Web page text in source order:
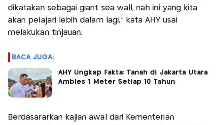
dikatakan sebagai giant sea wall, nah ini yang kita
akan pelajari lebih dalam lagi," kata AHY usai
melakukan tinjauan.
BACA JUGA:
AHY Ungkap Fakta: Tanah di Jakarta Utara
Ambles 1 Meter Setiap 10 Tahun
Berdasararkan kajian awal dari Kementerian